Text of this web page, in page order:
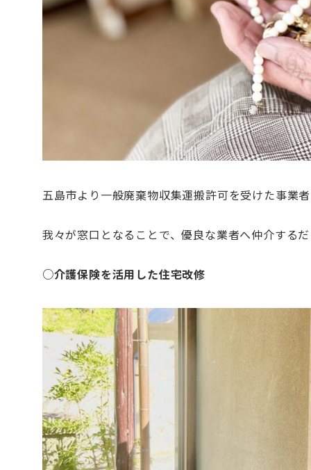
五島市より一般廃棄物収集運搬許可を受けた事業
我々が窓口となることで、優良な業者へ仲介する
○介護保険を活用した住宅改修